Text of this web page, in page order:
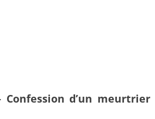
Confession d’un meurtrier